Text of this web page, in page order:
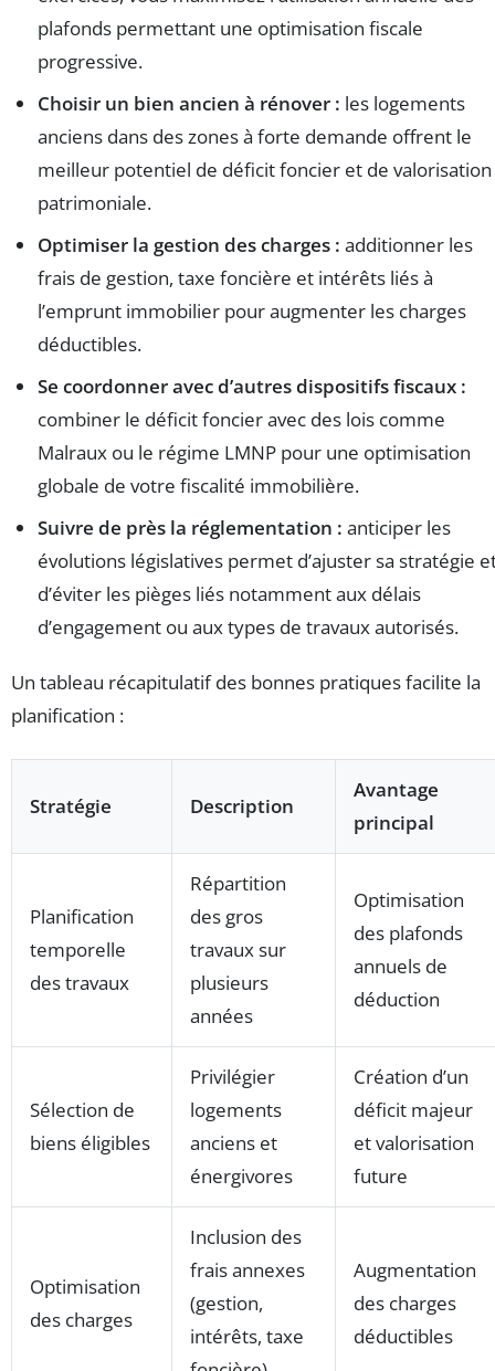
plafonds permettant une optimisation fiscale
progressive.
Choisir un bien ancien à rénover : les logements
anciens dans des zones à forte demande offrent le
meilleur potentiel de déficit foncier et de valorisation
patrimoniale.
Optimiser la gestion des charges : additionner les
frais de gestion, taxe foncière et intérêts liés à
l’emprunt immobilier pour augmenter les charges
déductibles.
Se coordonner avec d’autres dispositifs fiscaux :
combiner le déficit foncier avec des lois comme
Malraux ou le régime LMNP pour une optimisation
globale de votre fiscalité immobilière.
Suivre de près la réglementation : anticiper les
évolutions législatives permet d’ajuster sa stratégie
d’éviter les pièges liés notamment aux délais
d’engagement ou aux types de travaux autorisés.
Un tableau récapitulatif des bonnes pratiques facilite la
planification :
Stratégie Description
Avantage
principal
Planification
temporelle
des travaux
Répartition
des gros
travaux sur
plusieurs
années
Optimisation
des plafonds
annuels de
déduction
Sélection de
biens éligibles
Privilégier
logements
anciens et
énergivores
Création d’un
déficit majeur
et valorisation
future
Optimisation
des charges
Inclusion des
frais annexes
(gestion,
intérêts, taxe
Augmentation
des charges
déductibles